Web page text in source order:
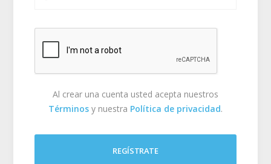
Al crear una cuenta usted acepta nuestros
Términos y nuestra Política de privacidad.
REGÍSTRATE